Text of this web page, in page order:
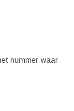
nummer waar